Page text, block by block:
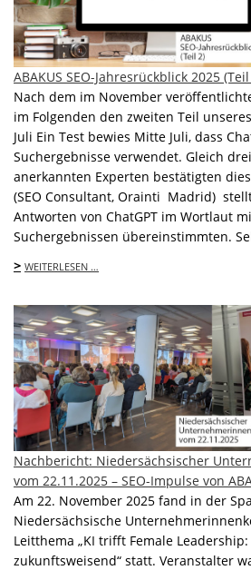
ABAKUS SEO-Jahresrückblick 2025
Nach dem im November
im Folgenden den zweiten Teil
Juli Ein Test bewies Mitte Juli, dass
Suchergebnisse verwendet. Gleich
anerkannten Experten bestätigten
(SEO Consultant, Orainti Madrid)
Antworten von ChatGPT im Wortlaut
Suchergebnissen übereinstimmten.
> WEITERLESEN …
Nachbericht: Niedersächsischer
vom 22.11.2025 – SEO-Impulse von
Am 22. November 2025 fand in der
Niedersächsische
Leitthema „KI trifft Female
zukunftsweisend“ statt. Veranstalter